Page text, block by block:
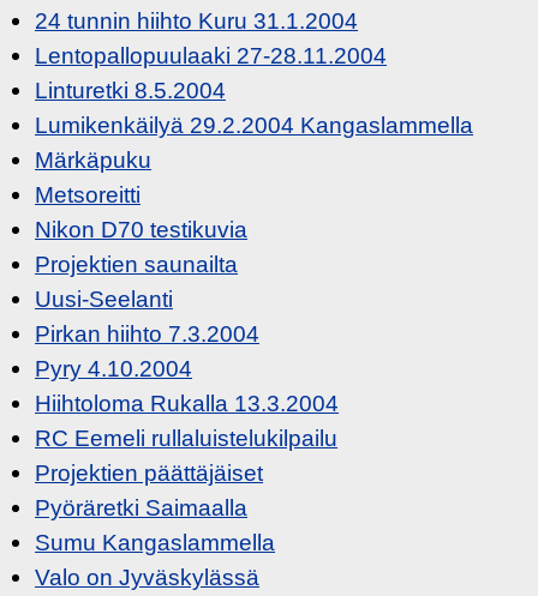
24 tunnin hiihto Kuru 31.1.2004
Lentopallopuulaaki 27-28.11.2004
Linturetki 8.5.2004
Lumikenkäilyä 29.2.2004 Kangaslammella
Märkäpuku
Metsoreitti
Nikon D70 testikuvia
Projektien saunailta
Uusi-Seelanti
Pirkan hiihto 7.3.2004
Pyry 4.10.2004
Hiihtoloma Rukalla 13.3.2004
RC Eemeli rullaluistelukilpailu
Projektien päättäjäiset
Pyöräretki Saimaalla
Sumu Kangaslammella
Valo on Jyväskylässä